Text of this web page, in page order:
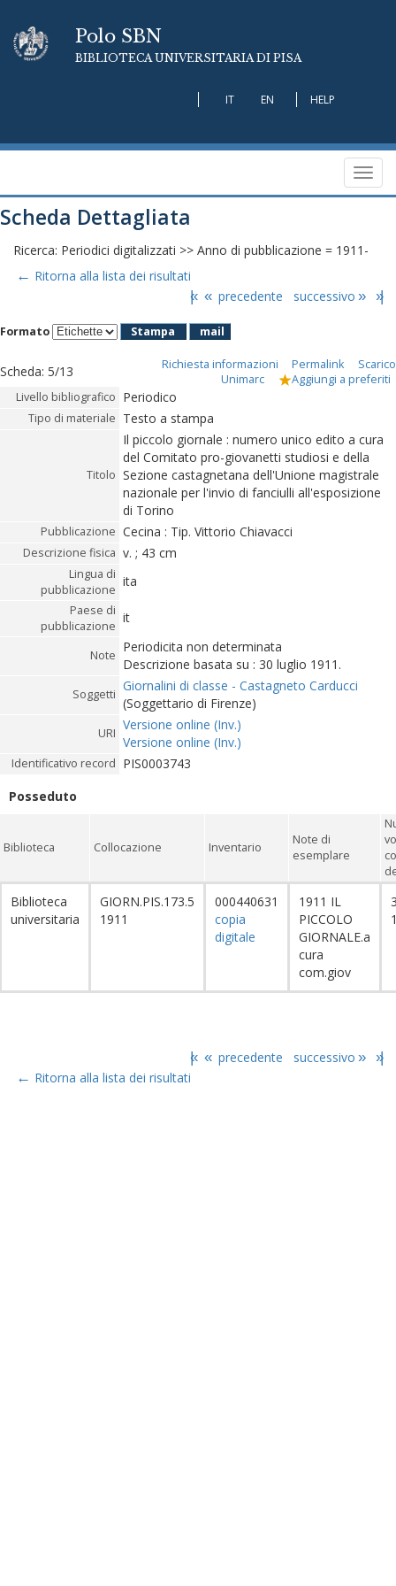
Polo SBN
BIBLIOTECA UNIVERSITARIA DI PISA
IT EN HELP
Scheda Dettagliata
Ricerca: Periodici digitalizzati >> Anno di pubblicazione = 1911-
← Ritorna alla lista dei risultati
|« « precedente successivo » »|
Formato Stampa mail
Scheda: 5/13 Richiesta informazioni Permalink
Scarico
Unimarc
Aggiungi a preferiti
Livello bibliografico Periodico
Tipo di materiale Testo a stampa
Titolo
Il piccolo giornale : numero unico edito a cura
del Comitato pro-giovanetti studiosi e della
Sezione castagnetana dell'Unione magistrale
nazionale per l'invio di fanciulli all'esposizione
di Torino
Pubblicazione Cecina : Tip. Vittorio Chiavacci
Descrizione fisica v. ; 43 cm
Lingua di
pubblicazione
ita
Paese di
pubblicazione
it
Note
Periodicita non determinata
Descrizione basata su : 30 luglio 1911.
Soggetti
Giornalini di classe - Castagneto Carducci
(Soggettario di Firenze)
URI
Versione online (Inv.)
Versione online (Inv.)
Identificativo record PIS0003743
Posseduto
Biblioteca Collocazione Inventario
Note di
esemplare
Biblioteca
universitaria
GIORN.PIS.173.5
1911
000440631
copia
digitale
1911 IL
PICCOLO
GIORNALE.a
cura
com.giov
|« « precedente successivo » »|
← Ritorna alla lista dei risultati